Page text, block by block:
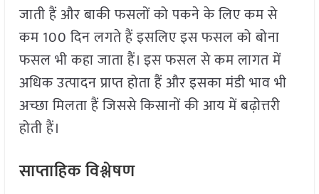
जाती हैं और बाकी फसलों को पकने के लिए कम से
कम 100 दिन लगते हैं इसलिए इस फसल को बोना
फसल भी कहा जाता हैं। इस फसल से कम लागत में
अधिक उत्पादन प्राप्त होता हैं और इसका मंडी भाव भी
अच्छा मिलता हैं जिससे किसानों की आय में बढ़ोत्तरी
होती हैं।
साप्ताहिक विश्लेषण